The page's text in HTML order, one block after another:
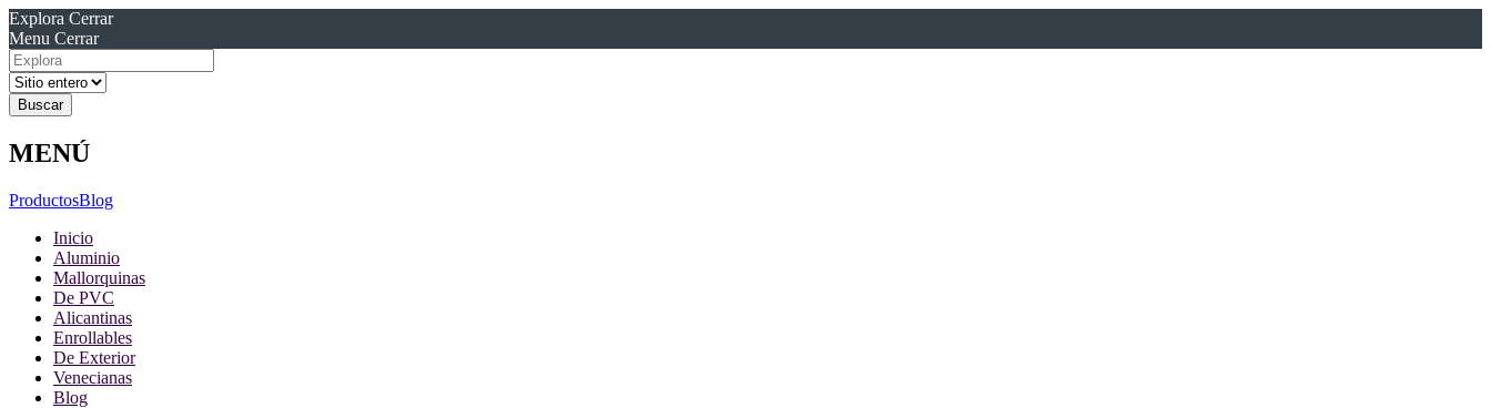
Explora Cerrar
Menu Cerrar
Resultados
para
MENÚ
ProductosBlog
Inicio
Aluminio
Mallorquinas
De PVC
Alicantinas
Enrollables
De Exterior
Venecianas
Blog